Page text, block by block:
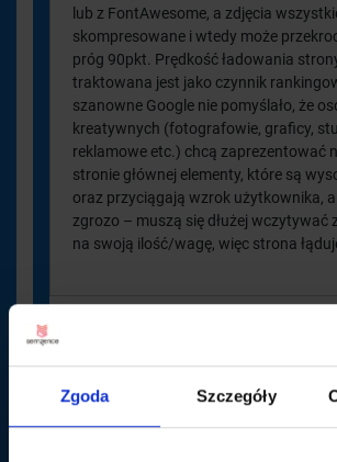
Zgoda Szczegóły
lub z FontAwesome, a zdjęcia
skompresowane i wtedy może
próg 90pkt. Prędkość ładowania
traktowana jest jako czynnik
szanowne Google nie pomyślało, że
kreatywnych (fotografowie, graficy,
reklamowe etc.) chcą zaprezentować
stronie głównej elementy, które są
oraz przyciągają wzrok użytkownika,
zgrozo – muszą się dłużej wczytywać
na swoją ilość/wagę, więc strona
Adam